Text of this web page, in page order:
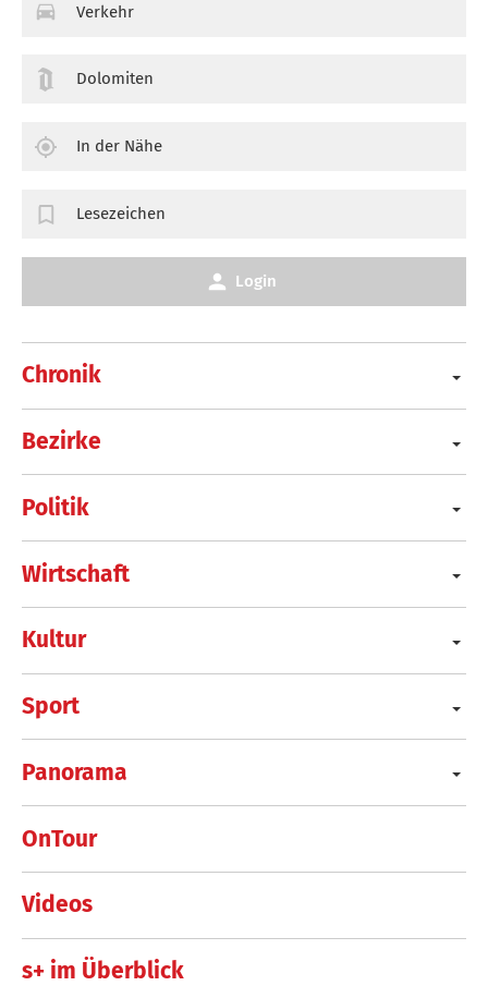
Chronik
Bezirke
Politik
Wirtschaft
Kultur
Sport
Panorama
OnTour
Videos
s+ im Überblick
Verkehr
Dolomiten
In der Nähe
Lesezeichen
Login